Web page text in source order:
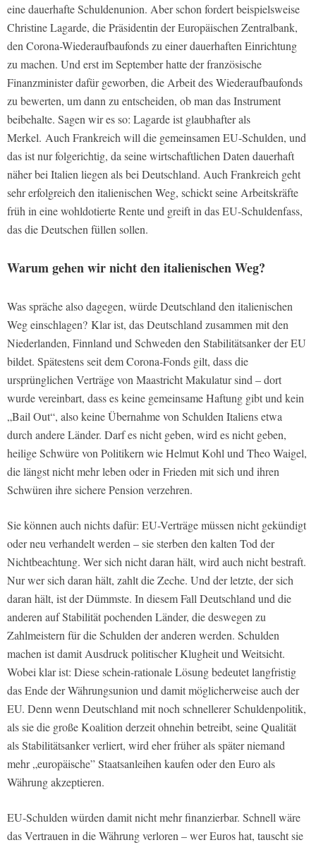
eine dauerhafte Schuldenunion. Aber schon fordert beispielsweise
Christine Lagarde, die Präsidentin der Europäischen Zentralbank,
den Corona-Wiederaufbaufonds zu einer dauerhaften Einrichtung
zu machen. Und erst im September hatte der französische
Finanzminister dafür geworben, die Arbeit des Wiederaufbaufonds
zu bewerten, um dann zu entscheiden, ob man das Instrument
beibehalte. Sagen wir es so: Lagarde ist glaubhafter als
Merkel. Auch Frankreich will die gemeinsamen EU-Schulden, und
das ist nur folgerichtig, da seine wirtschaftlichen Daten dauerhaft
näher bei Italien liegen als bei Deutschland. Auch Frankreich geht
sehr erfolgreich den italienischen Weg, schickt seine Arbeitskräfte
früh in eine wohldotierte Rente und greift in das EU-Schuldenfass,
das die Deutschen füllen sollen.
Warum gehen wir nicht den italienischen Weg?
Was spräche also dagegen, würde Deutschland den italienischen
Weg einschlagen? Klar ist, das Deutschland zusammen mit den
Niederlanden, Finnland und Schweden den Stabilitätsanker der EU
bildet. Spätestens seit dem Corona-Fonds gilt, dass die
ursprünglichen Verträge von Maastricht Makulatur sind – dort
wurde vereinbart, dass es keine gemeinsame Haftung gibt und kein
„Bail Out“, also keine Übernahme von Schulden Italiens etwa
durch andere Länder. Darf es nicht geben, wird es nicht geben,
heilige Schwüre von Politikern wie Helmut Kohl und Theo Waigel,
die längst nicht mehr leben oder in Frieden mit sich und ihren
Schwüren ihre sichere Pension verzehren.
Sie können auch nichts dafür: EU-Verträge müssen nicht gekündigt
oder neu verhandelt werden – sie sterben den kalten Tod der
Nichtbeachtung. Wer sich nicht daran hält, wird auch nicht bestraft.
Nur wer sich daran hält, zahlt die Zeche. Und der letzte, der sich
daran hält, ist der Dümmste. In diesem Fall Deutschland und die
anderen auf Stabilität pochenden Länder, die deswegen zu
Zahlmeistern für die Schulden der anderen werden. Schulden
machen ist damit Ausdruck politischer Klugheit und Weitsicht.
Wobei klar ist: Diese schein-rationale Lösung bedeutet langfristig
das Ende der Währungsunion und damit möglicherweise auch der
EU. Denn wenn Deutschland mit noch schnellerer Schuldenpolitik,
als sie die große Koalition derzeit ohnehin betreibt, seine Qualität
als Stabilitätsanker verliert, wird eher früher als später niemand
mehr „europäische” Staatsanleihen kaufen oder den Euro als
Währung akzeptieren.
EU-Schulden würden damit nicht mehr finanzierbar. Schnell wäre
das Vertrauen in die Währung verloren – wer Euros hat, tauscht sie